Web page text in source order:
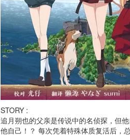
STORY :
追月朔也的父亲是传说中的名侦探，但
他自己！？ 每次凭着特殊体质复活后，